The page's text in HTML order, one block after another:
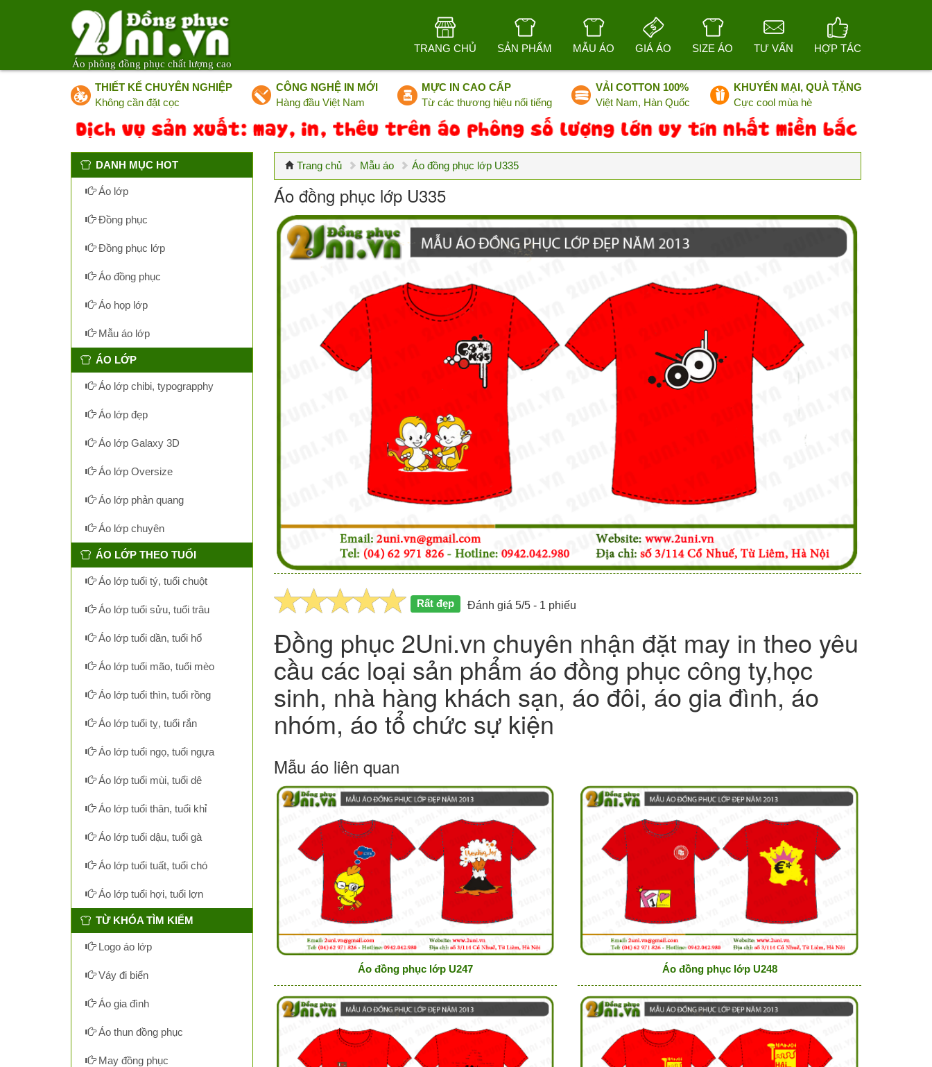
Áo phông đồng phục chất lượng cao
TRANG CHỦ SẢN PHẨM MẪU ÁO GIÁ ÁO SIZE ÁO TƯ VẤN HỢP TÁC
THIẾT KẾ CHUYÊN NGHIỆP
Không cần đặt cọc
CÔNG NGHỆ IN MỚI
Hàng đầu Việt Nam
MỰC IN CAO CẤP
Từ các thương hiệu nổi tiếng
VẢI COTTON 100%
Việt Nam, Hàn Quốc
KHUYẾN MẠI, QUÀ TẶNG
Cực cool mùa hè
Trang chủ Mẫu áo Áo đồng phục lớp U335
Áo đồng phục lớp U335
Rất đẹp Đánh giá 5/5 - 1 phiếu
Đồng phục 2Uni.vn chuyên nhận đặt may in theo yêu
cầu các loại sản phẩm áo đồng phục công ty,học
sinh, nhà hàng khách sạn, áo đôi, áo gia đình, áo
nhóm, áo tổ chức sự kiện
Mẫu áo liên quan
Áo đồng phục lớp U247 Áo đồng phục lớp U248
DANH MỤC HOT
Áo lớp
Đồng phục
Đồng phục lớp
Áo đồng phục
Áo họp lớp
Mẫu áo lớp
ÁO LỚP
Áo lớp chibi, typograpphy
Áo lớp đẹp
Áo lớp Galaxy 3D
Áo lớp Oversize
Áo lớp phản quang
Áo lớp chuyên
ÁO LỚP THEO TUỔI
Áo lớp tuổi tý, tuổi chuột
Áo lớp tuổi sửu, tuổi trâu
Áo lớp tuổi dần, tuổi hổ
Áo lớp tuổi mão, tuổi mèo
Áo lớp tuổi thìn, tuổi rồng
Áo lớp tuổi tỵ, tuổi rắn
Áo lớp tuổi ngọ, tuổi ngựa
Áo lớp tuổi mùi, tuổi dê
Áo lớp tuổi thân, tuổi khỉ
Áo lớp tuổi dậu, tuổi gà
Áo lớp tuổi tuất, tuổi chó
Áo lớp tuổi hợi, tuổi lợn
TỪ KHÓA TÌM KIẾM
Logo áo lớp
Váy đi biển
Áo gia đình
Áo thun đồng phục
May đồng phục